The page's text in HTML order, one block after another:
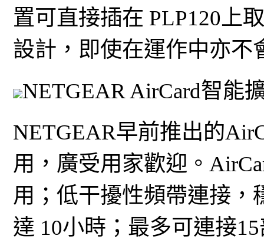
置可直接插在 PLP120上
設計，即使在運作中亦
NETGEAR AirCard智能
NETGEAR早前推出的
用，廣受用家歡迎。
用；低干擾性頻帶連接
達 10小時；最多可連接